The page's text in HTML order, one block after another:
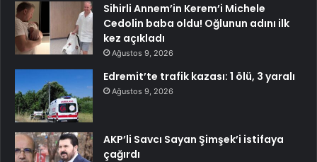
Sihirli Annem’in Kerem’i Michele
Cedolin baba oldu! Oğlunun adını ilk
kez açıkladı
Ağustos 9, 2026
Edremit’te trafik kazası: 1 ölü, 3 yaralı
Ağustos 9, 2026
AKP’li Savcı Sayan Şimşek’i istifaya
çağırdı